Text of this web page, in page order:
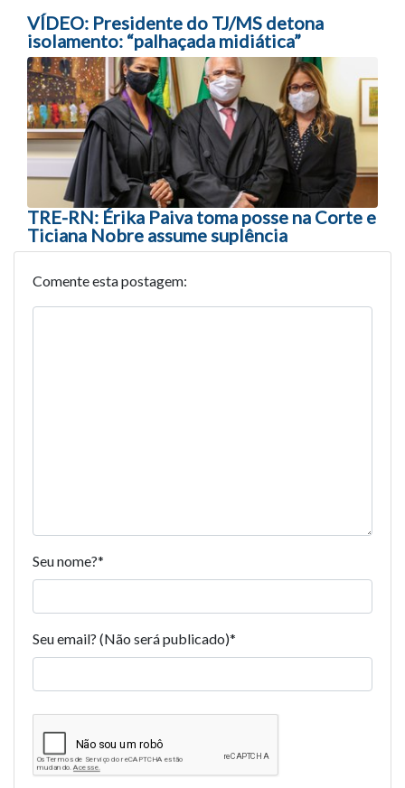
VÍDEO: Presidente do TJ/MS detona
isolamento: “palhaçada midiática”
TRE-RN: Érika Paiva toma posse na Corte e
Ticiana Nobre assume suplência
Comente esta postagem:
Seu nome?*
Seu email? (Não será publicado)*